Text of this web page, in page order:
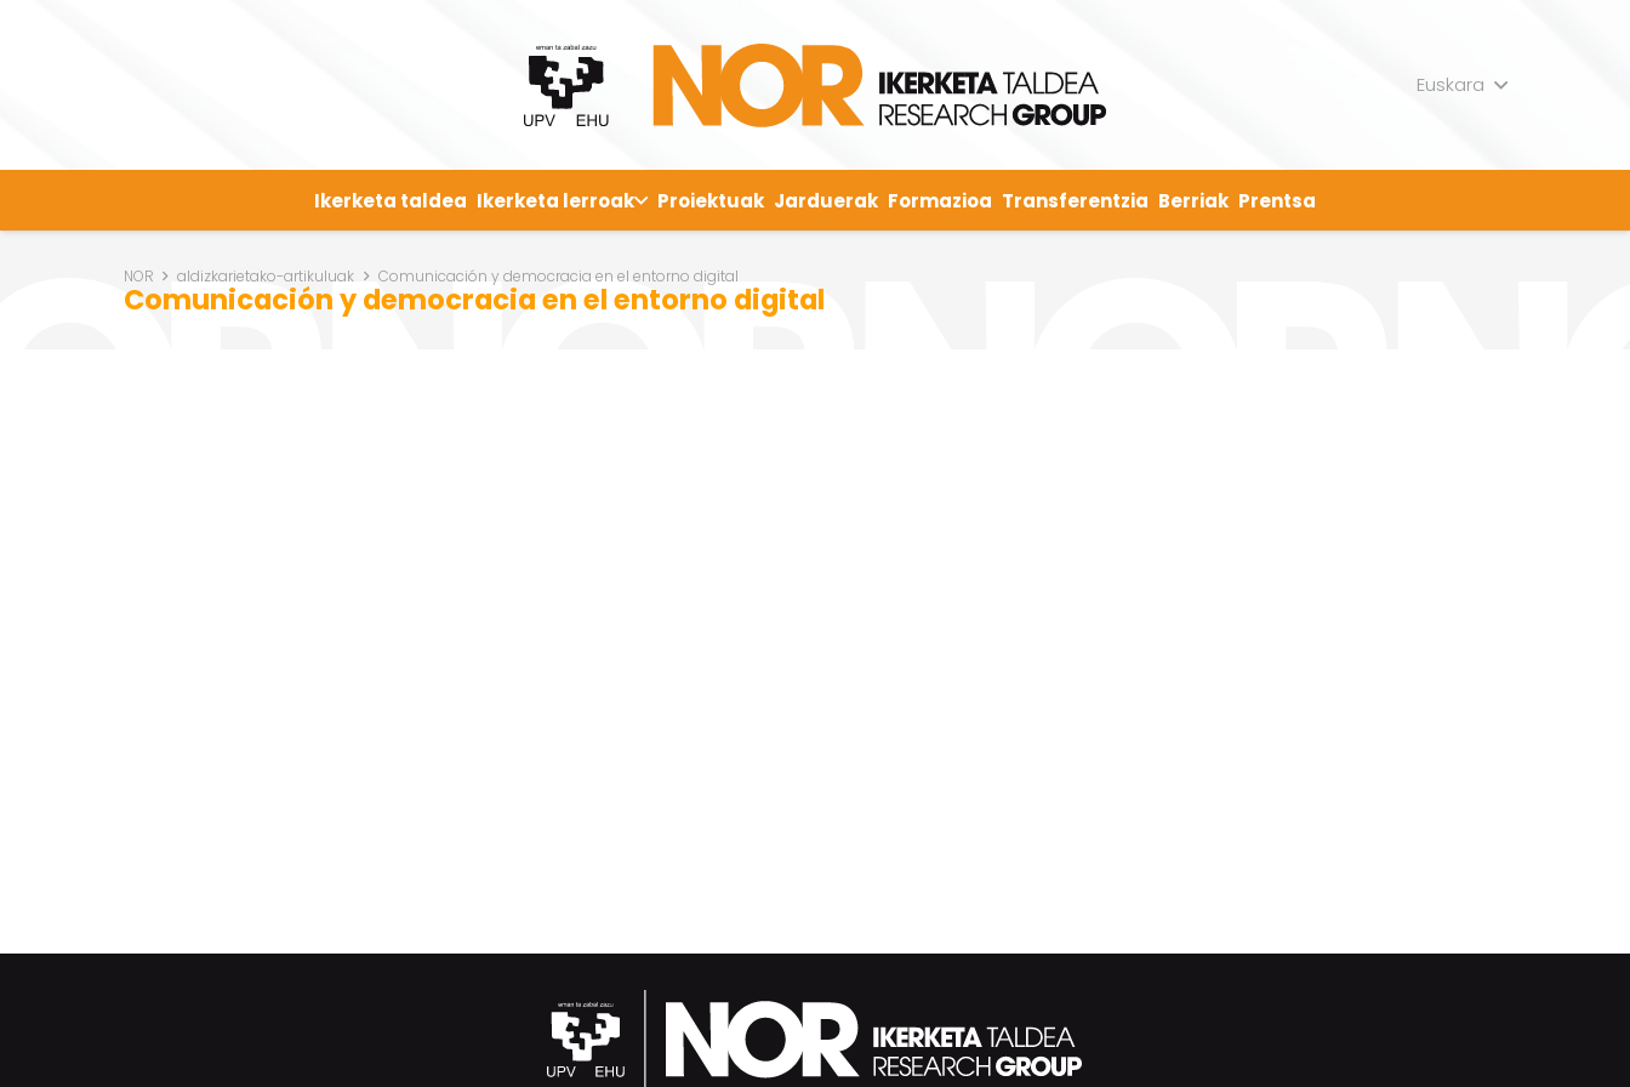
Euskara
Ikerketa taldea Ikerketa lerroak Proiektuak Jarduerak Formazioa Transferentzia Berriak Prentsa
NOR aldizkarietako-artikuluak Comunicación y democracia en el entorno digital
Comunicación y democracia en el entorno digital